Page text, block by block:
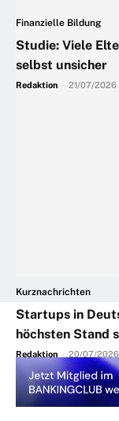
Finanzielle Bildung
Studie: Viele
selbst unsicher
Redaktion 21/07/2026
Kurznachrichten
Startups in
höchsten Stand
Redaktion - 20/07/2026